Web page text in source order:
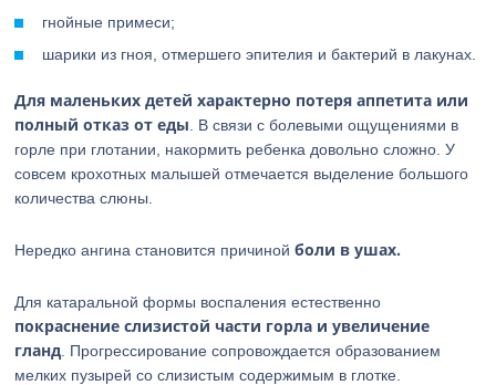
гнойные примеси;
шарики из гноя, отмершего эпителия и бактерий в лакунах.
Для маленьких детей характерно потеря аппетита или
полный отказ от еды . В связи с болевыми ощущениями в
горле при глотании, накормить ребенка довольно сложно. У
совсем крохотных малышей отмечается выделение большого
количества слюны.
Нередко ангина становится причинойболи в ушах.
Для катаральной формы воспаления естественно
покраснение слизистой части горла и увеличение
гланд . Прогрессирование сопровождается образованием
мелких пузырей со слизистым содержимым в глотке.